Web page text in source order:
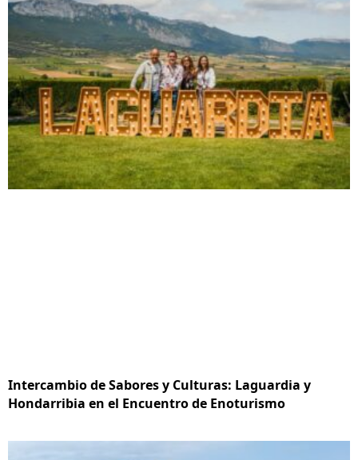
Intercambio de Sabores y Culturas: Laguardia y
Hondarribia en el Encuentro de Enoturismo